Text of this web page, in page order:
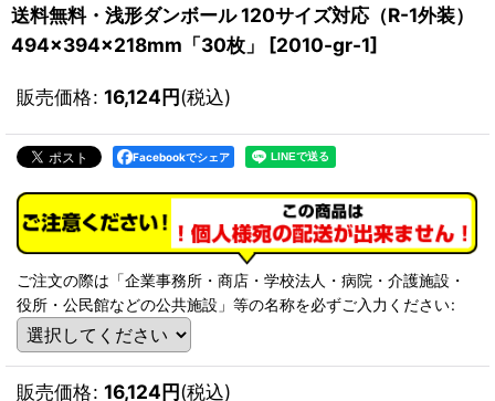
送料無料・浅形ダンボール 120サイズ対応（R-1外装）
494×394×218mm「30枚」
[2010-gr-1]
販売価格: 16,124円(税込)
Facebookでシェア
ご注文の際は「企業事務所・商店・学校法人・病院・介護施設・
役所・公民館などの公共施設」等の名称を必ずご入力ください:
販売価格: 16,124円(税込)